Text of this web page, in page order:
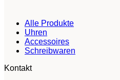
Alle Produkte
Uhren
Accessoires
Schreibwaren
Kontakt